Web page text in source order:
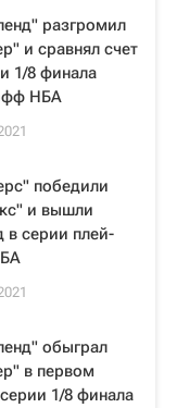
разгромил
и сравнял счет
1/8 финала
НБА
победили
и вышли
в серии плей-
обыграл
в первом
1/8 финала